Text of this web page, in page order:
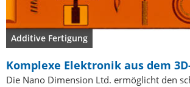
Additive Fertigung
Komplexe Elektronik aus dem
Die Nano Dimension Ltd. ermöglicht den